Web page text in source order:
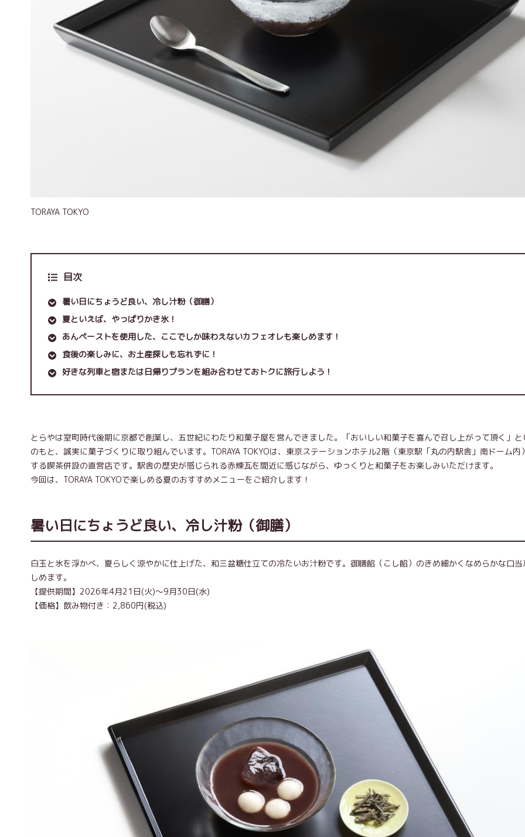
TORAYA TOKYO
目次
暑い日にちょうど良い、冷し汁粉（御膳）
夏といえば、やっぱりかき氷！
あんペーストを使用した、ここでしか味わえないカフェオレも楽しめます！
食後の楽しみに、お土産探しも忘れずに！
好きな列車と宿または日帰りプランを組み合わせておトクに旅行しよう！
とらやは室町時代後期に京都で創業し、五世紀にわたり和菓子屋を営んできました。「おいしい和菓子を喜んで召し上がって頂く」
のもと、誠実に菓子づくりに取り組んでいます。TORAYA TOKYOは、東京ステーションホテル2階（東京駅「丸の内駅舎」南ドーム内
する喫茶併設の直営店です。駅舎の歴史が感じられる赤煉瓦を間近に感じながら、ゆっくりと和菓子をお楽しみいただけます。
今回は、TORAYA TOKYOで楽しめる夏のおすすめメニューをご紹介します！
暑い日にちょうど良い、冷し汁粉（御膳）
白玉と氷を浮かべ、夏らしく涼やかに仕上げた、和三盆糖仕立ての冷たいお汁粉です。御膳餡（こし餡）のきめ細かくなめらかな口
しめます。
【提供期間】2026年4月21日(火)～9月30日(水)
【価格】飲み物付き：2,860円(税込)